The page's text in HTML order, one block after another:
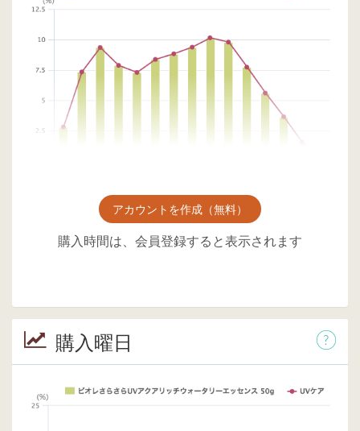
アカウントを作成（無料）
購入時間は、会員登録すると表示されます
購入曜日